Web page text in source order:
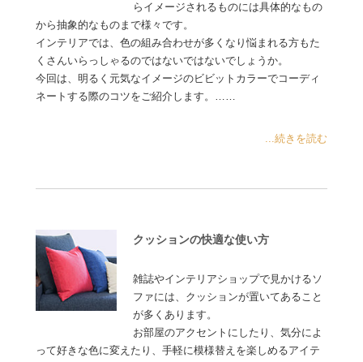
らイメージされるものには具体的なもの
から抽象的なものまで様々です。
インテリアでは、色の組み合わせが多くなり悩まれる方もた
くさんいらっしゃるのではないではないでしょうか。
今回は、明るく元気なイメージのビビットカラーでコーディ
ネートする際のコツをご紹介します。……
...続きを読む
クッションの快適な使い方
雑誌やインテリアショップで見かけるソ
ファには、クッションが置いてあること
が多くあります。
お部屋のアクセントにしたり、気分によ
って好きな色に変えたり、手軽に模様替えを楽しめるアイテ